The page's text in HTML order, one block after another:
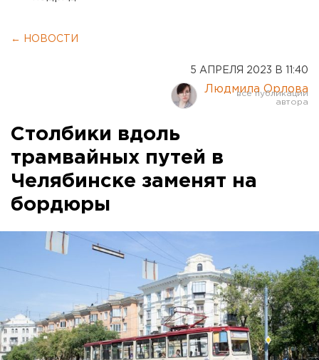
← НОВОСТИ
5 АПРЕЛЯ 2023 В 11:40
Людмила Орлова
Столбики вдоль
трамвайных путей в
Челябинске заменят на
бордюры